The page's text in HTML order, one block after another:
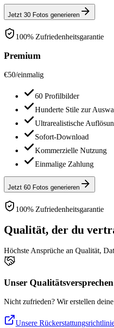
Jetzt 30 Fotos generieren
100% Zufriedenheitsgarantie
Premium
€50/einmalig
60 Profilbilder
Hunderte Stile zur
Ultrarealistische
Sofort-Download
Kommerzielle Nutzung
Einmalige Zahlung
Jetzt 60 Fotos generieren
100% Zufriedenheitsgarantie
Qualität, der du
Höchste Ansprüche an Qualität,
Unser Qualitätsversprechen
Nicht zufrieden? Wir erstellen
Unsere